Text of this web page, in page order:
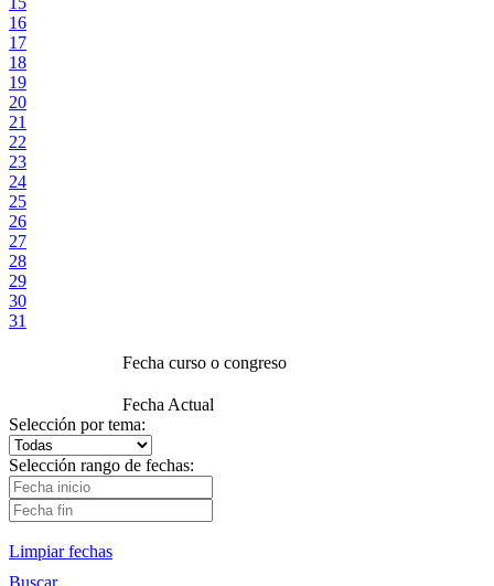
16
17
18
19
20
21
22
23
24
25
26
27
28
29
30
31
Fecha curso o congreso
Fecha Actual
Selección por tema:
Selección rango de fechas:
Limpiar fechas